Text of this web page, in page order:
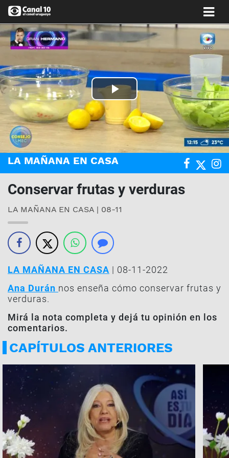
Play
Video
LA MAÑANA EN CASA
Conservar frutas y verduras
LA MAÑANA EN CASA | 08-11
LA MAÑANA EN CASA | 08-11-2022
Ana Durán nos enseña cómo conservar frutas y
verduras.
Mirá la nota completa y dejá tu opinión en los
comentarios.
CAPÍTULOS ANTERIORES